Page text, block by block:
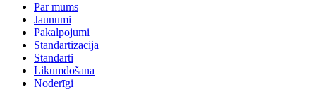
Par mums
Jaunumi
Pakalpojumi
Standartizācija
Standarti
Likumdošana
Noderīgi